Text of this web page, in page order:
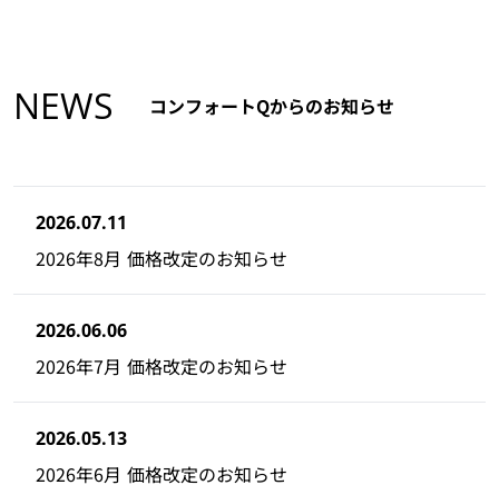
NEWS コンフォートQからのお知らせ
2026.07.11
2026年8月 価格改定のお知らせ
2026.06.06
2026年7月 価格改定のお知らせ
2026.05.13
2026年6月 価格改定のお知らせ